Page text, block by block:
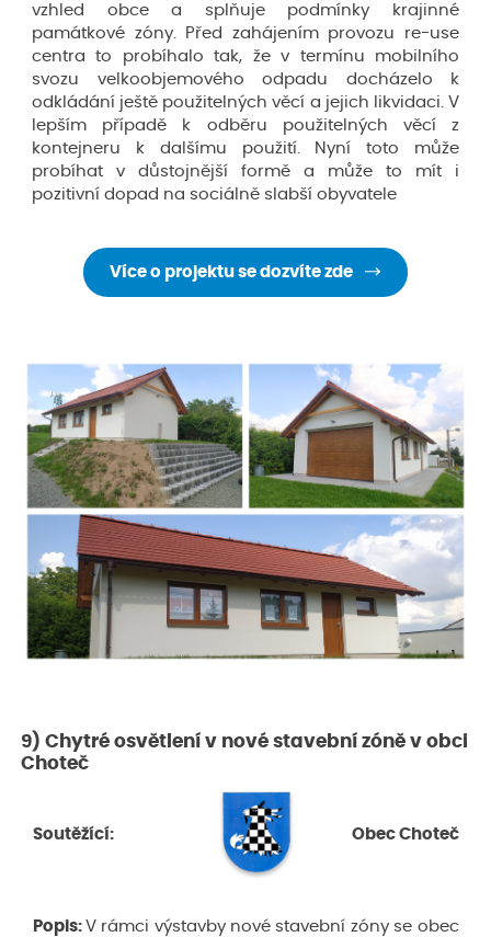
vzhled obce a splňuje podmínky krajinné
památkové zóny. Před zahájením provozu re-use
centra to probíhalo tak, že v termínu mobilního
svozu velkoobjemového odpadu docházelo k
odkládání ještě použitelných věcí a jejich likvidaci. V
lepším případě k odběru použitelných věcí z
kontejneru k dalšímu použití. Nyní toto může
probíhat v důstojnější formě a může to mít i
pozitivní dopad na sociálně slabší obyvatele
Více o projektu se dozvíte zde
9) Chytré osvětlení v nové stavební zóně v obci
Choteč
Soutěžící: Obec Choteč
Popis: V rámci výstavby nové stavební zóny se obec